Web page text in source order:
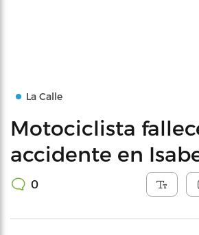
La Calle
Motociclista
accidente en
0